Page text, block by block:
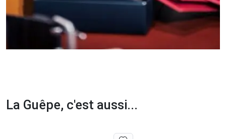
La Guêpe, c'est aussi...